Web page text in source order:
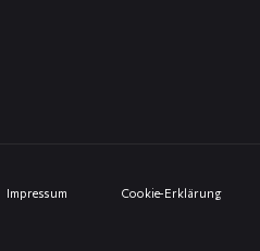
Impressum Cookie-Erklärung